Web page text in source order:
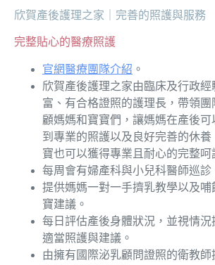
欣賀產後護理之家｜完善的照護與服務
完整貼心的醫療照護
官網醫療團隊介紹 。
欣賀產後護理之家由臨床及行政經
富、有合格證照的護理長，帶領團
顧媽媽和寶寶們，讓媽媽在產後可
到專業的照護以及良好完善的休養
寶也可以獲得專業且耐心的完整呵
每周會有婦產科與小兒科醫師巡診
提供媽媽一對一手擠乳教學以及哺
寶建議。
每日評估產後身體狀況，並視情況
適當照護與建議。
由擁有國際泌乳顧問證照的衛教師